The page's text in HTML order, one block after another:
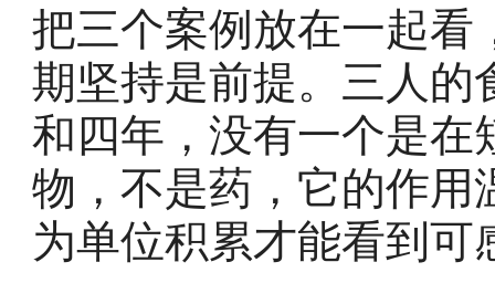
把三个案例放在一起
期坚持是前提。三人
和四年，没有一个是
物，不是药，它的作
为单位积累才能看到可